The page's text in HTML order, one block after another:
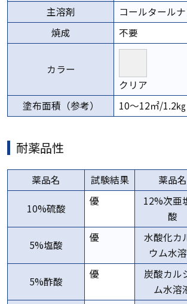
主溶剤
コールタール
焼成
不要
カラー
クリア
塗布面積（参考）
10～12㎡/1.2㎏
耐薬品性
薬品名 試験結果 薬品名
10%硫酸
優
12%次亜
酸
5%塩酸
優
水酸化カ
ウム水
5%酢酸
優
炭酸カル
ム水溶